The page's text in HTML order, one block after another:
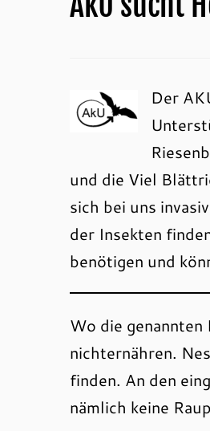
Der
und die Viel
sich bei uns
der Insekten
benötigen und
Wo die genannten
nichternähren.
finden. An den
nämlich keine